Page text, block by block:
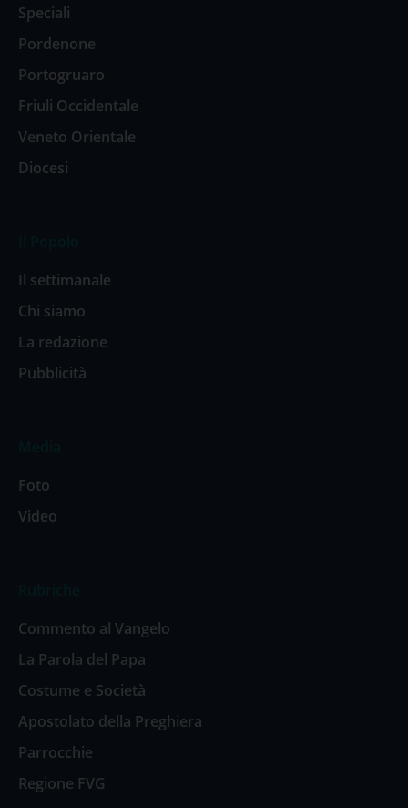
Speciali
Pordenone
Portogruaro
Friuli Occidentale
Veneto Orientale
Diocesi
Il settimanale
Chi siamo
La redazione
Pubblicità
Foto
Video
Commento al Vangelo
La Parola del Papa
Costume e Società
Apostolato della Preghiera
Parrocchie
Regione FVG